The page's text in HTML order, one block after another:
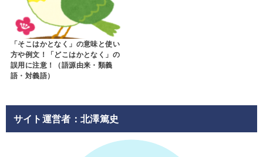
「そこはかとなく」の意味と使い
方や例文！「どこはかとなく」の
誤用に注意！（語源由来・類義
語・対義語）
サイト運営者：北澤篤史